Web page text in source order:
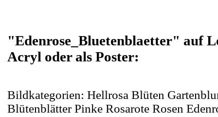
"Edenrose_Bluetenblaetter" auf
Acryl oder als Poster:
Bildkategorien: Hellrosa Blüten
Blütenblätter Pinke Rosarote Rosen